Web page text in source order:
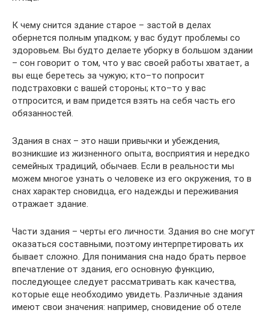
К чему снится здание старое – застой в делах
обернется полным упадком; у вас будут проблемы со
здоровьем. Вы будто делаете уборку в большом здании
– сон говорит о том, что у вас своей работы хватает, а
вы еще беретесь за чужую; кто–то попросит
подстраховки с вашей стороны; кто–то у вас
отпросится, и вам придется взять на себя часть его
обязанностей.
Здания в снах – это наши привычки и убеждения,
возникшие из жизненного опыта, восприятия и нередко
семейных традиций, обычаев. Если в реальности мы
можем многое узнать о человеке из его окружения, то в
снах характер сновидца, его надежды и переживания
отражает здание.
Части здания – черты его личности. Здания во сне могут
оказаться составными, поэтому интерпретировать их
бывает сложно. Для понимания сна надо брать первое
впечатление от здания, его основную функцию,
последующее следует рассматривать как качества,
которые еще необходимо увидеть. Различные здания
имеют свои значения: например, сновидение об отеле